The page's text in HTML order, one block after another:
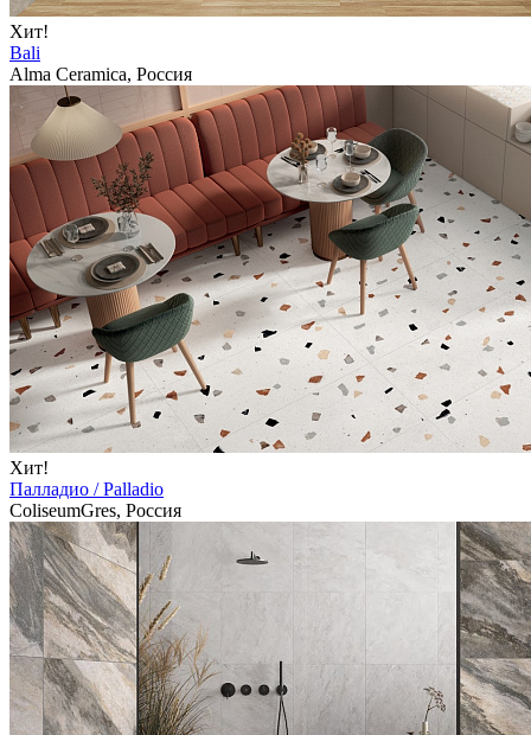
Хит!
Bali
Alma Ceramica, Россия
Хит!
Палладио / Palladio
ColiseumGres, Россия